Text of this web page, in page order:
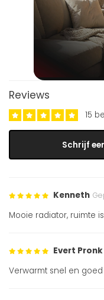
Reviews
15
Schrijf
Kenneth
Mooie radiator, ruimte
Evert Pronk
Verwarmt snel en goed